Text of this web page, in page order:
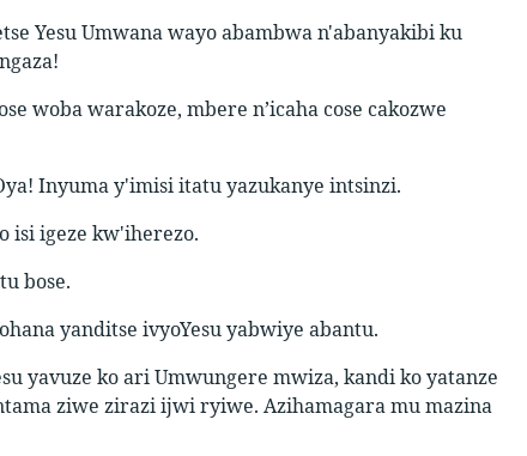
Yesu Umwana wayo abambwa n'abanyakibi ku
woba warakoze, mbere n’icaha cose cakozwe
Inyuma y'imisi itatu yazukanye intsinzi.
isi igeze kw'iherezo.
bose.
yanditse ivyoYesu yabwiye abantu.
yavuze ko ari Umwungere mwiza, kandi ko yatanze
ziwe zirazi ijwi ryiwe. Azihamagara mu mazina